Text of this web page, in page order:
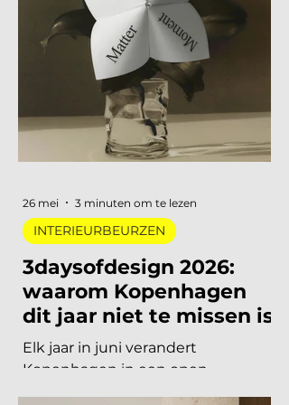
van een lang uitgesteld eerbetoon
aan een Nederlandse
designlegende tot een
tentoonstelling waar je letterlijk
moet bewegen om het werk te
begrijpen. Van digitale pioniers in
een Depot-zaal tot marmer dat
architectuur omvormt tot
tentoonstellingen, verspreid over
Nederland, die de moeite waard
zijn om speci
3daysofdesign 2026:
waarom Kopenhagen
dit jaar niet te missen is
INTERIEURBEURZEN
26 mei 3 minuten om te lezen